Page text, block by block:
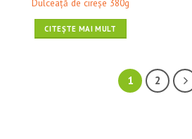
CITEȘTE MAI MULT
1 2